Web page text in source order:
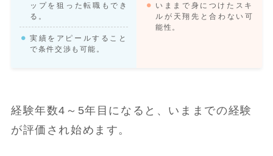
ップを狙った転職もでき
る。
実績をアピールすること
で条件交渉も可能。
いままで身につけたスキ
ルが天翔先と合わない可
能性。
経験年数4～5年目になると、いままでの経験
が評価され始めます。